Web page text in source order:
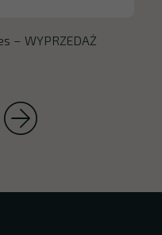
– WYPRZEDAŻ